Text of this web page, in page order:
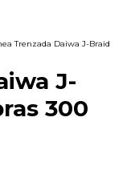
Trenzada Daiwa J-Braid
J-
300